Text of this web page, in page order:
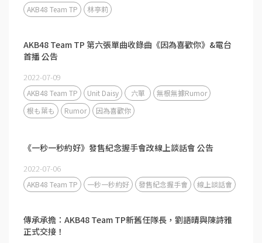
AKB48 Team TP 林亭莉
AKB48 Team TP 第六張單曲收錄曲《因為喜歡你》&電台
首播 公告
2022-07-09
AKB48 Team TP Unit Daisy 六單
無根無據Rumor
根も葉も
Rumor 因為喜歡你
《一秒一秒約好》發售紀念握手會改線上談話會 公告
2022-07-06
AKB48 Team TP 一秒一秒約好 發售紀念握手會 線上談話會
傳承承擔：AKB48 Team TP新舊任隊長，劉語晴與陳詩雅
正式交接！